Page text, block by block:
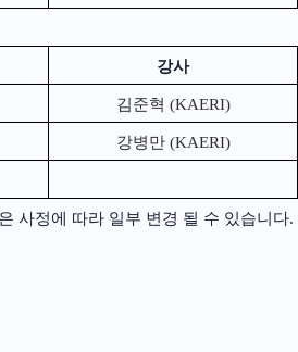
강사
김준혁 (KAERI)
강병만 (KAERI)
사정에 따라 일부 변경 될 수 있습니다.